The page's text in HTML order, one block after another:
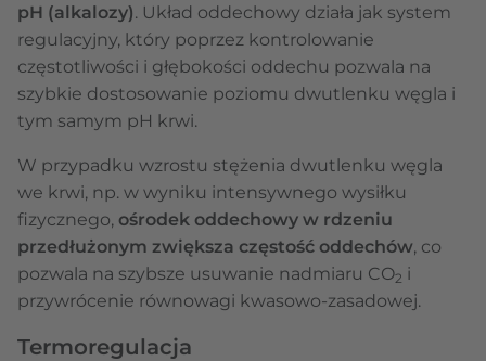
pH (alkalozy). Układ oddechowy działa jak system
regulacyjny, który poprzez kontrolowanie
częstotliwości i głębokości oddechu pozwala na
szybkie dostosowanie poziomu dwutlenku węgla i
tym samym pH krwi.
W przypadku wzrostu stężenia dwutlenku węgla
we krwi, np. w wyniku intensywnego wysiłku
fizycznego, ośrodek oddechowy w rdzeniu
przedłużonym zwiększa częstość oddechów, co
pozwala na szybsze usuwanie nadmiaru CO2 i
przywrócenie równowagi kwasowo-zasadowej.
Termoregulacja